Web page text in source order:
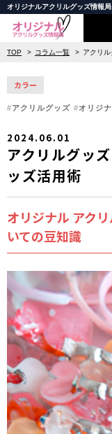
オリジナルアクリルグッズ情報局
TOP コラム一覧 アクリ
カラー
アクリルグッズ オリジ
2024.06.01
アクリルグッ
ッズ活用術
オリジナル アク
いての豆知識